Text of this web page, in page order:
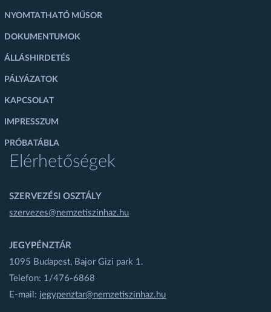
NYOMTATHATÓ MŰSOR
DOKUMENTUMOK
ÁLLÁSHIRDETÉS
PÁLYÁZATOK
KAPCSOLAT
IMPRESSZUM
PRÓBATÁBLA
Elérhetőségek
SZERVEZÉSI OSZTÁLY
szervezes@nemzetiszinhaz.hu
JEGYPÉNZTÁR
1095 Budapest, Bajor Gizi park 1.
Telefon: 1/476-6868
E-mail: jegypenztar@nemzetiszinhaz.hu